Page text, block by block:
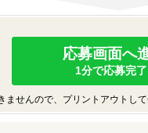
応募画面へ
1分で応募完
せんので、プリントアウトして